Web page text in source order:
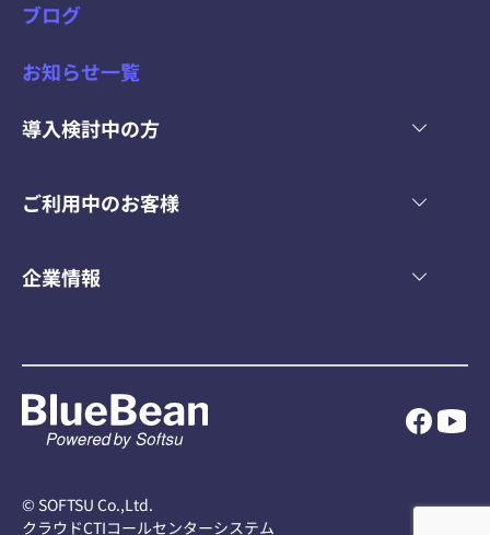
ブログ
お知らせ一覧
導入検討中の方
ご利用中のお客様
企業情報
© SOFTSU Co.,Ltd.
クラウドCTIコールセンターシステム